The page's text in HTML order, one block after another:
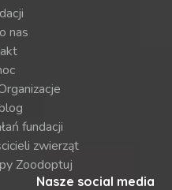
nas
fundacji
zwierząt
Zoodoptuj
Nasze social media